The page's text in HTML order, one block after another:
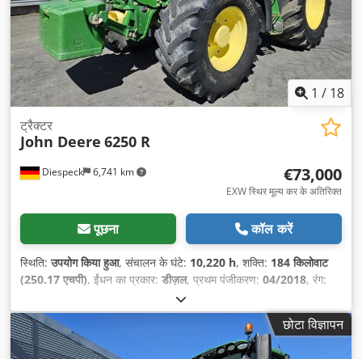
1 / 18
Diespeck 6,741 km
ट्रैक्टर
John Deere 6250 R
€73,000
EXW स्थिर मूल्य कर के अतिरिक्त
पूछना कॉल करें
स्थिति:उपयोग किया हुआ, संचालन के घंटे: 10,220 h, शक्ति: 184 किलोवाट
(250.17 एचपी), ईंधन का प्रकार: डीज़ल, प्रथम पंजीकरण: 04/2018, रंग:
, सामने के टायर का आकार:
रियर टायर का आकार:710/70 R42, उपकरण:एयर कंडीशनिंग, कैबिन, ट्रेलर
कप्लिंग, फ्रंट पॉवर टेक-ऑफ
छोटा विज्ञापन